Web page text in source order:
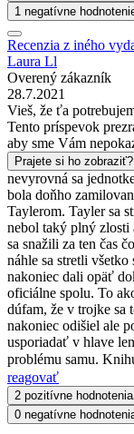
1 negatívne
Recenzia z iného
Laura Ll
Overený zákazník
28.7.2021
Vieš, že ťa
Tento príspevok
aby sme Vám
Prajete si ho zobraziť?
nevyrovná sa
bola doňho
Taylerom. Tayler sa
nebol taký plný zlosti
sa snažili za ten čas
náhle sa stretli
nakoniec dali opäť
oficiálne spolu. To
dúfam, že v trojke sa
nakoniec odišiel ale
usporiadať v hlave
problému samu.
reagovať
2 pozitívne hodnotenia
0 negatívne